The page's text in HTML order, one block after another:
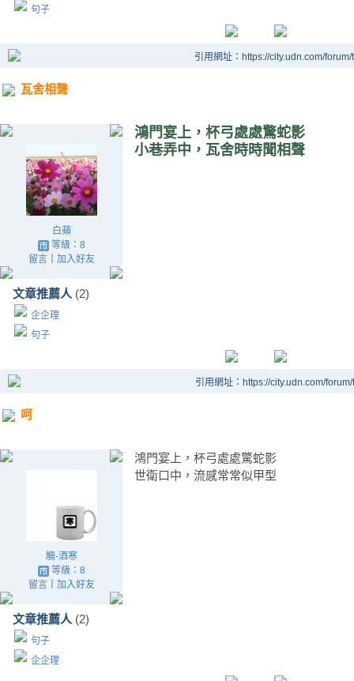
句子
引用網址：https://city.udn.com/
瓦舍相聲
白蘋
等級：8
留言｜ 加入好友
文章推薦人 (2)
企企理
句子
鴻門宴上，杯弓處處驚蛇影
小巷弄中，瓦舍時時聞相聲
引用網址：https://city.udn.com/
呵
觴-酒寒
等級：8
留言｜ 加入好友
文章推薦人 (2)
句子
企企理
鴻門宴上，杯弓處處驚蛇影
世衛口中，流感常常似甲型